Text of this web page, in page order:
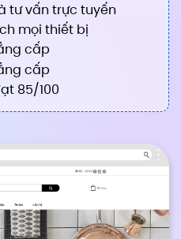
tư vấn trực tuyến
mọi thiết bị
cấp
cấp
85/100